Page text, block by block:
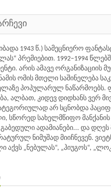
1943 წ.) სამეცნიერო
პრემიებით. 1992–1994
არის ამავე ორგანიზაციის
ომის მთელი საშინელება
პოპულარულ ნაწარმოებს.
ალბათ, კიდევ დიდხანს ვერ
არ სცნობდა
სწორედ სახელმწიფო
ადამიანები... და
ნიმუშად მიიჩნევენ.
აქვს „ნებულას“, „ჰიუგოს“,